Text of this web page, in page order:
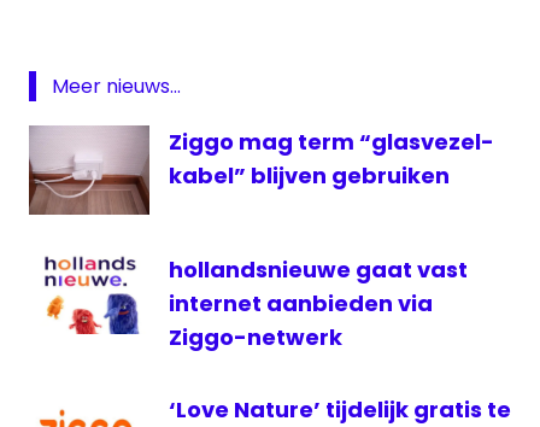
medianieuws
Holland
Meiden
Holland
Soft
televisie
Meer nieuws...
Ziggo mag term “glasvezel-
kabel” blijven gebruiken
hollandsnieuwe gaat vast
internet aanbieden via
Ziggo-netwerk
‘Love Nature’ tijdelijk gratis te